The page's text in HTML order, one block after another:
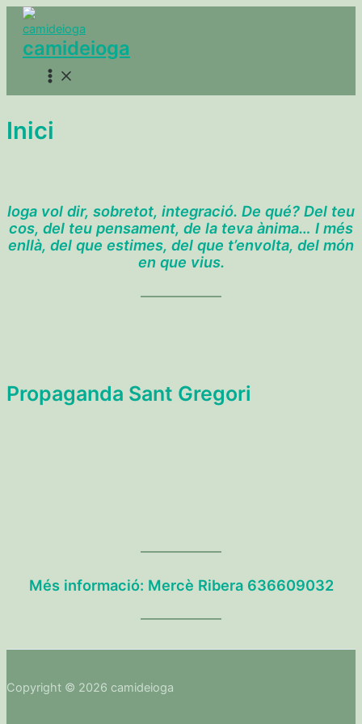
contenido
camideioga
Main
Menu
Inici
Ioga vol dir, sobretot, integració. De qué? Del teu
cos, del teu pensament, de la teva ànima… I més
enllà, del que estimes, del que t’envolta, del món
en que vius.
Propaganda Sant Gregori
Més informació: Mercè Ribera 636609032
Copyright © 2026 camideioga